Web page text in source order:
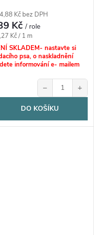
Kč bez DPH
Kč/ role
Kč / 1 m
SKLADEM- nastavte si
psa, o naskladnění
informování e- mailem
− +
DO KOŠÍKU